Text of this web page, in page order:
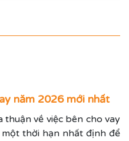
năm 2026 mới nhất
thuận về việc bên cho vay
thời hạn nhất định để